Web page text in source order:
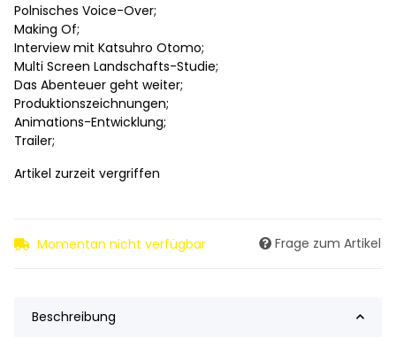
Polnisches Voice-Over;
Making Of;
Interview mit Katsuhro Otomo;
Multi Screen Landschafts-Studie;
Das Abenteuer geht weiter;
Produktionszeichnungen;
Animations-Entwicklung;
Trailer;
Artikel zurzeit vergriffen
Momentan nicht verfügbar Frage zum Artikel
Beschreibung